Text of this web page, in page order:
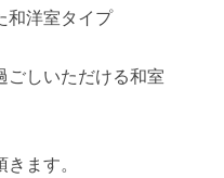
洋室タイプ
しいただける和室
ます。